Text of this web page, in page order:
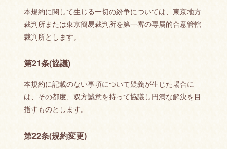
本規約に関して生じる一切の紛争については、東京地方
裁判所または東京簡易裁判所を第一審の専属的合意管轄
裁判所とします。
第21条(協議)
本規約に記載のない事項について疑義が生じた場合に
は、その都度、双方誠意を持って協議し円満な解決を目
指すものとします。
第22条(規約変更)